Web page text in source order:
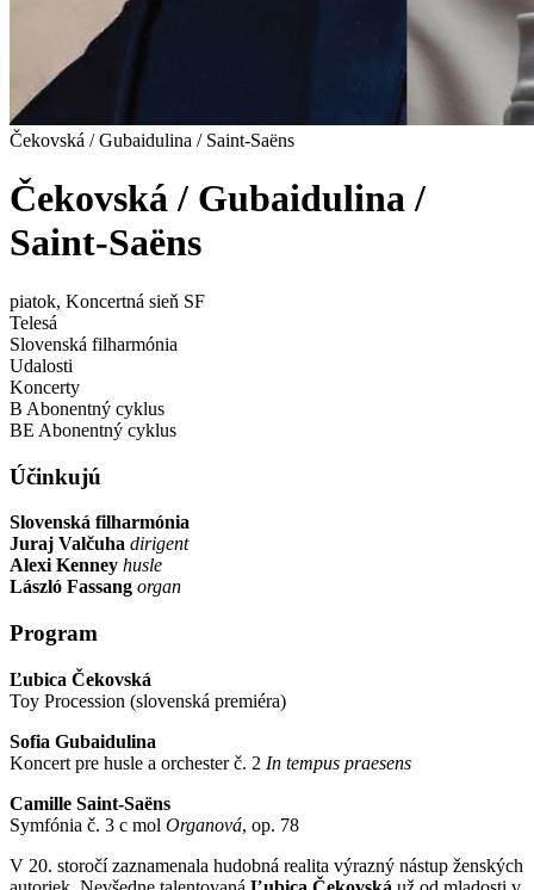
Čekovská / Gubaidulina / Saint-Saëns
Čekovská / Gubaidulina /
Saint-Saëns
piatok, Koncertná sieň SF
Telesá
Slovenská filharmónia
Udalosti
Koncerty
B Abonentný cyklus
BE Abonentný cyklus
Účinkujú
Slovenská filharmónia
Juraj Valčuha dirigent
Alexi Kenney husle
László Fassang organ
Program
Ľubica Čekovská
Toy Procession (slovenská premiéra)
Sofia Gubaidulina
Koncert pre husle a orchester č. 2 In tempus praesens
Camille Saint-Saëns
Symfónia č. 3 c mol Organová, op. 78
V 20. storočí zaznamenala hudobná realita výrazný nástup ženských